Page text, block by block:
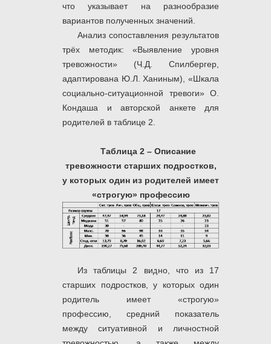
что указывает на разнообразие
вариантов полученных значений.
Анализ сопоставления результатов
трёх методик: «Выявление уровня
тревожности» (Ч.Д. Спилбергер,
адаптирована Ю.Л. Ханиным), «Шкала
социально-ситуационной тревоги» О.
Кондаша и авторской анкете для
родителей в таблице 2.
Таблица 2 – Описание
тревожности старших подростков,
у которых один из родителей имеет
«строгую» профессию
Из таблицы 2 видно, что из 17
старших подростков, у которых один
родитель имеет «строгую»
профессию, средний показатель
между ситуативной и личностной